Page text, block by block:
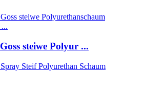
steiwe Polyur ...